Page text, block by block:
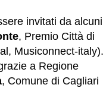
invitati da alcuni
, Premio Città di
Musiconnect-italy).
a Regione
, Comune di Cagliari